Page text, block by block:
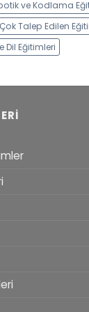
ve Kodlama
Çok Talep Edilen
Dil Eğitimleri